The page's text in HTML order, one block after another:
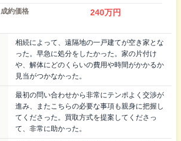
成約価格 240万円
相続によって、遠隔地の一戸建てが空き家とな
った。早急に処分をしたかった。家の片付け
や、解体にどのくらいの費用や時間がかかるか
見当がつかなかった。
最初の問い合わせから非常にテンポよく交渉が
進み、またこちらの必要な事項も親身に把握し
てくださった。買取方式を提案してくださっ
て、非常に助かった。